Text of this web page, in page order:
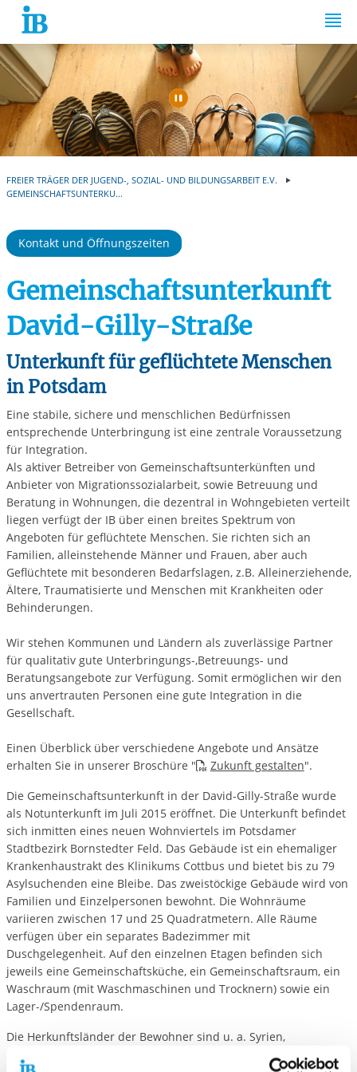
Springe zum Inhalt
Automatische
FREIER TRÄGER DER JUGEND-, SOZIAL- UND BILDUNGSARBEIT E.V.
GEMEINSCHAFTSUNTERKU...
Kontakt und Öffnungszeiten
Gemeinschaftsunterkunft
David-Gilly-Straße
Unterkunft für geflüchtete Menschen
in Potsdam
Eine stabile, sichere und menschlichen Bedürfnissen
entsprechende Unterbringung ist eine zentrale Voraussetzung
für Integration.
Als aktiver Betreiber von Gemeinschaftsunterkünften und
Anbieter von Migrationssozialarbeit, sowie Betreuung und
Beratung in Wohnungen, die dezentral in Wohngebieten verteilt
liegen verfügt der IB über einen breites Spektrum von
Angeboten für geflüchtete Menschen. Sie richten sich an
Familien, alleinstehende Männer und Frauen, aber auch
Geflüchtete mit besonderen Bedarfslagen, z.B. Alleinerziehende,
Ältere, Traumatisierte und Menschen mit Krankheiten oder
Behinderungen.
Wir stehen Kommunen und Ländern als zuverlässige Partner
für qualitativ gute Unterbringungs-,Betreuungs- und
Beratungsangebote zur Verfügung. Somit ermöglichen wir den
uns anvertrauten Personen eine gute Integration in die
Gesellschaft.
Einen Überblick über verschiedene Angebote und Ansätze
erhalten Sie in unserer Broschüre "
Zukunft gestalten".
Die Gemeinschaftsunterkunft in der David-Gilly-Straße wurde
als Notunterkunft im Juli 2015 eröffnet. Die Unterkunft befindet
sich inmitten eines neuen Wohnviertels im Potsdamer
Stadtbezirk Bornstedter Feld. Das Gebäude ist ein ehemaliger
Krankenhaustrakt des Klinikums Cottbus und bietet bis zu 79
Asylsuchenden eine Bleibe. Das zweistöckige Gebäude wird von
Familien und Einzelpersonen bewohnt. Die Wohnräume
variieren zwischen 17 und 25 Quadratmetern. Alle Räume
verfügen über ein separates Badezimmer mit
Duschgelegenheit. Auf den einzelnen Etagen befinden sich
jeweils eine Gemeinschaftsküche, ein Gemeinschaftsraum, ein
Waschraum (mit Waschmaschinen und Trocknern) sowie ein
Lager-/Spendenraum.
Die Herkunftsländer der Bewohner sind u. a. Syrien,
Afghanistan, Kenia, Kamerun, Albanien, Tschetschenien und